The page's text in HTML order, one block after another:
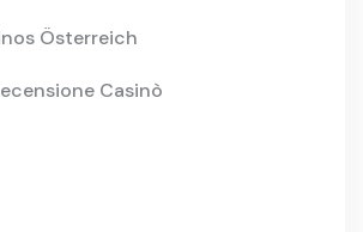
Österreich
Casinò